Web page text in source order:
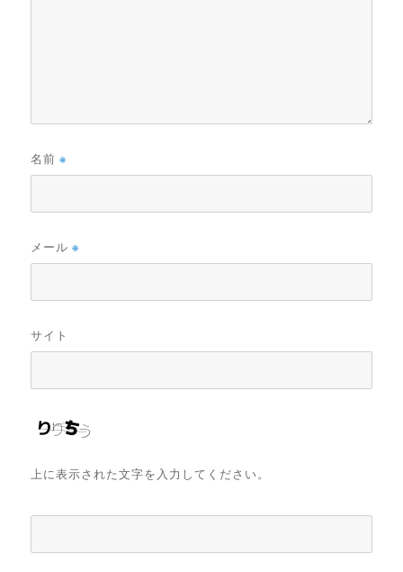
名前※
メール※
サイト
上に表示された文字を入力してください。